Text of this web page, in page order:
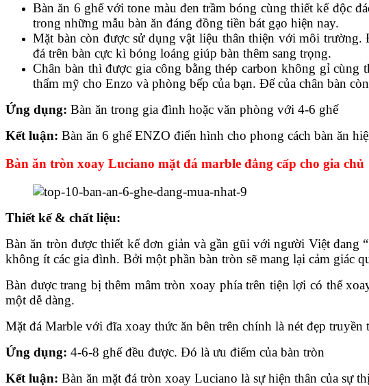
Bàn ăn 6 ghế với tone màu đen trầm bóng cùng thiết kế độc
trong những mẫu bàn ăn đáng đồng tiền bát gạo hiện nay.
Mặt bàn còn được sử dụng vật liệu thân thiện với môi
đá trên bàn cực kì bóng loáng giúp bàn thêm sang trọng.
Chân bàn thì được gia công bằng thép carbon không gỉ
thẩm mỹ cho Enzo và phòng bếp của bạn. Đế của chân bàn
Ứng dụng: Bàn ăn trong gia đình hoặc văn phòng với 4-6 ghế
Kết luận: Bàn ăn 6 ghế ENZO điển hình cho phong cách bàn ăn
Bàn ăn tròn xoay Luciano mặt đá marble đẳng cấp cho gia chủ
Thiết kế & chất liệu:
Bàn ăn tròn được thiết kế đơn giản và gần gũi với người Việt đang
không ít các gia đình. Bởi một phần bàn tròn sẽ mang lại cảm giác
Bàn được trang bị thêm mâm tròn xoay phía trên tiện lợi có thể
một dễ dàng.
Mặt đá Marble với đĩa xoay thức ăn bên trên chính là nét đẹp
Ứng dụng: 4-6-8 ghế đều được. Đó là ưu điểm của bàn tròn
Kết luận: Bàn ăn mặt đá tròn xoay Luciano là sự hiện thân của sự